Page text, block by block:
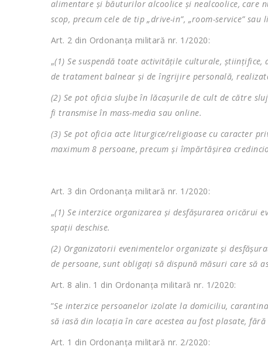
alimentare şi băuturilor alcoolice şi nealcoolice, care
scop, precum cele de tip „drive-in”, „room-service”
Art. 2 din Ordonanța militară nr. 1/2020:
„(1) Se suspendă toate activităţile culturale,
de tratament balnear şi de îngrijire personală,
(2) Se pot oficia slujbe în lăcaşurile de cult de către
fi transmise în mass-media sau online.
(3) Se pot oficia acte liturgice/religioase cu caracter
maximum 8 persoane, precum şi împărtăşirea
Art. 3 din Ordonanța militară nr. 1/2020:
„(1) Se interzice organizarea şi desfăşurarea oricărui
spaţii deschise.
(2) Organizatorii evenimentelor organizate şi
de persoane, sunt obligaţi să dispună măsuri care
Art. 8 alin. 1 din Ordonanța militară nr. 1/2020:
”Se interzice persoanelor izolate la domiciliu,
să iasă din locaţia în care acestea au fost plasate,
Art. 1 din Ordonanța militară nr. 2/2020: